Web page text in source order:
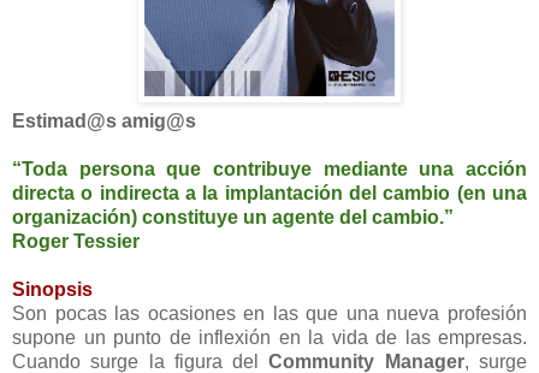
Estimad@s amig@s
“Toda persona que contribuye mediante una acción
directa o indirecta a la implantación del cambio (en una
organización) constituye un agente del cambio.”
Roger Tessier
Sinopsis
Son pocas las ocasiones en las que una nueva profesión
supone un punto de inflexión en la vida de las empresas.
Cuando surge la figura delCommunity Manager, surge